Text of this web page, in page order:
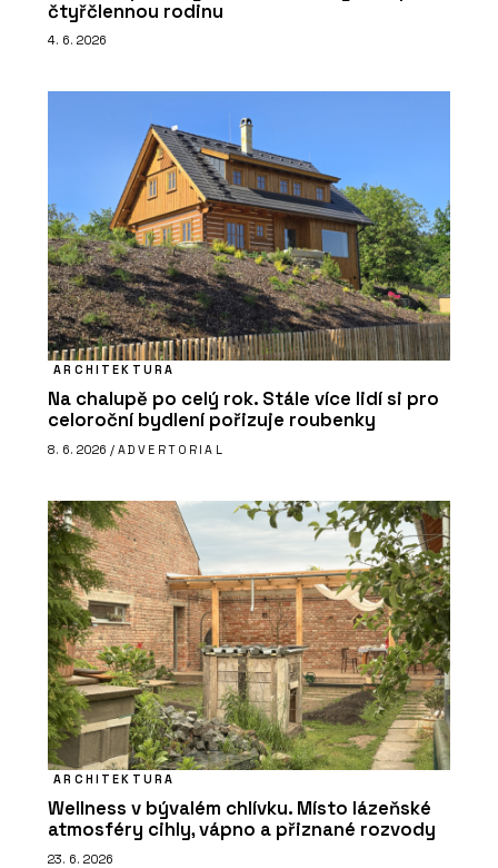
čtyřčlennou rodinu
4. 6. 2026
ARCHITEKTURA
Na chalupě po celý rok. Stále více lidí si pro
celoroční bydlení pořizuje roubenky
8. 6. 2026 / ADVERTORIAL
ARCHITEKTURA
Wellness v bývalém chlívku. Místo lázeňské
atmosféry cihly, vápno a přiznané rozvody
23. 6. 2026